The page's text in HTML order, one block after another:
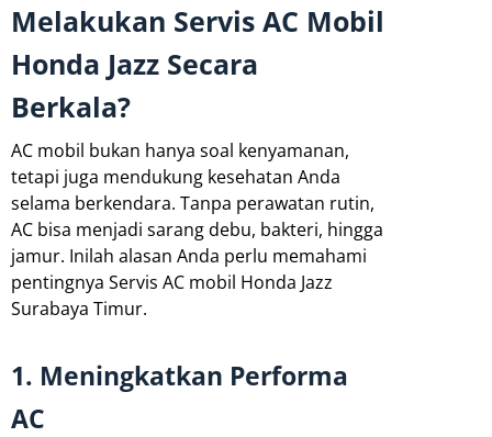
Melakukan Servis AC Mobil
Honda Jazz Secara
Berkala?
AC mobil bukan hanya soal kenyamanan,
tetapi juga mendukung kesehatan Anda
selama berkendara. Tanpa perawatan rutin,
AC bisa menjadi sarang debu, bakteri, hingga
jamur. Inilah alasan Anda perlu memahami
pentingnya Servis AC mobil Honda Jazz
Surabaya Timur.
1. Meningkatkan Performa
AC